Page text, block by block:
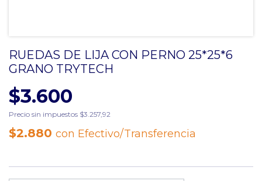
RUEDAS DE LIJA CON PERNO 25*25*6
GRANO TRYTECH
$3.600
Precio sin impuestos $3.257,92
$2.880 con Efectivo/Transferencia